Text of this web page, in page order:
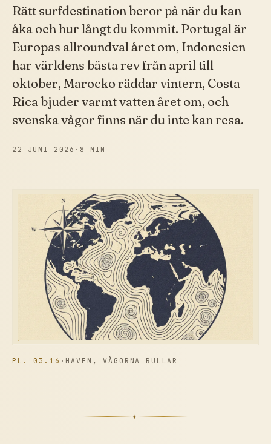
Rätt surfdestination beror på när du kan
åka och hur långt du kommit. Portugal är
Europas allroundval året om, Indonesien
har världens bästa rev från april till
oktober, Marocko räddar vintern, Costa
Rica bjuder varmt vatten året om, och
svenska vågor finns när du inte kan resa.
22 JUNI 2026 · 8 MIN
PL. 03.16 · HAVEN, VÅGORNA RULLAR
✦